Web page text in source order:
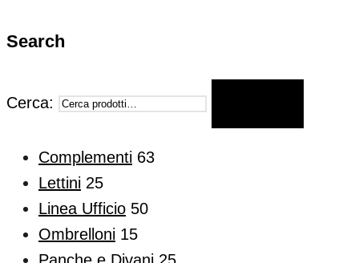
Search
Cerca:
Complementi 63
Lettini 25
Linea Ufficio 50
Ombrelloni 15